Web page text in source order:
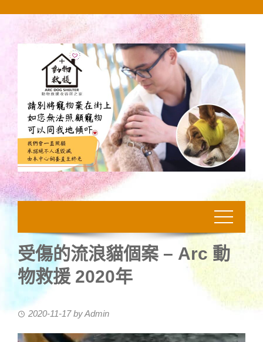
受傷的流浪貓個案 – Arc 動
物救援 2020年
2020-11-17byAdmin